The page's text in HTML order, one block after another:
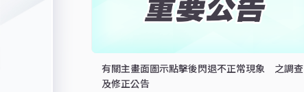
有關主畫面圖示點擊後閃退不正常現象 之調查
及修正公告